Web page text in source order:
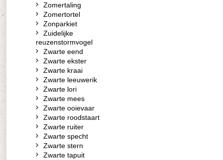
Zomertaling
Zomertortel
Zonparkiet
Zuidelijke
reuzenstormvogel
Zwarte eend
Zwarte ekster
Zwarte kraai
Zwarte leeuwerik
Zwarte lori
Zwarte mees
Zwarte ooievaar
Zwarte roodstaart
Zwarte ruiter
Zwarte specht
Zwarte stern
Zwarte tapuit